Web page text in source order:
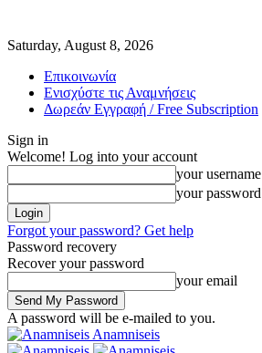
Saturday, August 8, 2026
Επικοινωνία
Ενισχύστε τις Αναμνήσεις
Δωρεάν Εγγραφή / Free Subscription
Sign in
Welcome! Log into your account
your username
your password
Forgot your password? Get help
Password recovery
Recover your password
your email
A password will be e-mailed to you.
Anamniseis